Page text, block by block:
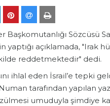
Başkomutanlığı Sözcüsü
yaptığı açıklamada, "Irak
reddetmektedir" dedi.
ihlal eden İsrail’e tepki
tarafından yapılan
umuduyla şimdiye